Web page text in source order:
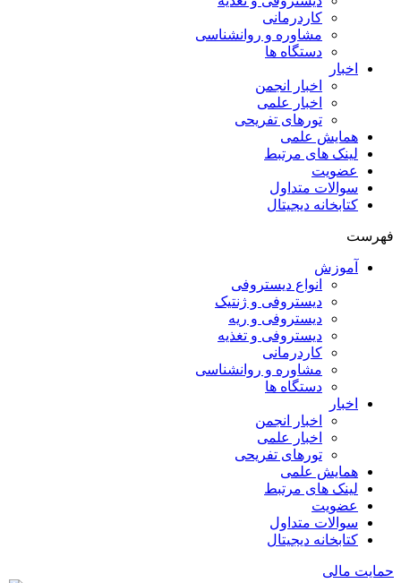
کاردرمانی
مشاوره و روانشناسی
دستگاه ها
اخبار
اخبار انجمن
اخبار علمی
تورهای تفریحی
همایش علمی
لینک های مرتبط
عضویت
سوالات متداول
کتابخانه دیجیتال
فهرست
آموزش
انواع دیستروفی
دیستروفی و ژنتیک
دیستروفی و ریه
دیستروفی و تغذیه
کاردرمانی
مشاوره و روانشناسی
دستگاه ها
اخبار
اخبار انجمن
اخبار علمی
تورهای تفریحی
همایش علمی
لینک های مرتبط
عضویت
سوالات متداول
کتابخانه دیجیتال
حمایت مالی